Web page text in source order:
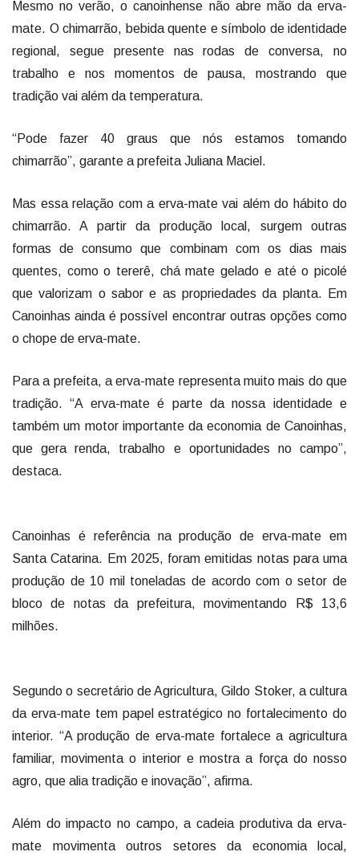
Mesmo no verão, o canoinhense não abre mão da erva-
mate. O chimarrão, bebida quente e símbolo de identidade
regional, segue presente nas rodas de conversa, no
trabalho e nos momentos de pausa, mostrando que
tradição vai além da temperatura.
“Pode fazer 40 graus que nós estamos tomando
chimarrão”, garante a prefeita Juliana Maciel.
Mas essa relação com a erva-mate vai além do hábito do
chimarrão. A partir da produção local, surgem outras
formas de consumo que combinam com os dias mais
quentes, como o tererê, chá mate gelado e até o picolé
que valorizam o sabor e as propriedades da planta. Em
Canoinhas ainda é possível encontrar outras opções como
o chope de erva-mate.
Para a prefeita, a erva-mate representa muito mais do que
tradição. “A erva-mate é parte da nossa identidade e
também um motor importante da economia de Canoinhas,
que gera renda, trabalho e oportunidades no campo”,
destaca.
Canoinhas é referência na produção de erva-mate em
Santa Catarina. Em 2025, foram emitidas notas para uma
produção de 10 mil toneladas de acordo com o setor de
bloco de notas da prefeitura, movimentando R$ 13,6
milhões.
Segundo o secretário de Agricultura, Gildo Stoker, a cultura
da erva-mate tem papel estratégico no fortalecimento do
interior. “A produção de erva-mate fortalece a agricultura
familiar, movimenta o interior e mostra a força do nosso
agro, que alia tradição e inovação”, afirma.
Além do impacto no campo, a cadeia produtiva da erva-
mate movimenta outros setores da economia local,